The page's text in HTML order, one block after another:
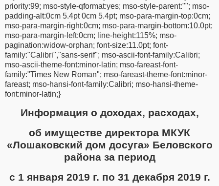
priority:99; mso-style-qformat:yes; mso-style-parent:""; mso-
padding-alt:0cm 5.4pt 0cm 5.4pt; mso-para-margin-top:0cm;
mso-para-margin-right:0cm; mso-para-margin-bottom:10.0pt;
mso-para-margin-left:0cm; line-height:115%; mso-
pagination:widow-orphan; font-size:11.0pt; font-
family:"Calibri","sans-serif"; mso-ascii-font-family:Calibri;
mso-ascii-theme-font:minor-latin; mso-fareast-font-
family:"Times New Roman"; mso-fareast-theme-font:minor-
fareast; mso-hansi-font-family:Calibri; mso-hansi-theme-
font:minor-latin;}
Информация о доходах, расходах,
об имуществе директора МКУК
«Лошаковский дом досуга» Беловского
района за период
с 1 января 2019 г. по 31 декабря 2019 г.